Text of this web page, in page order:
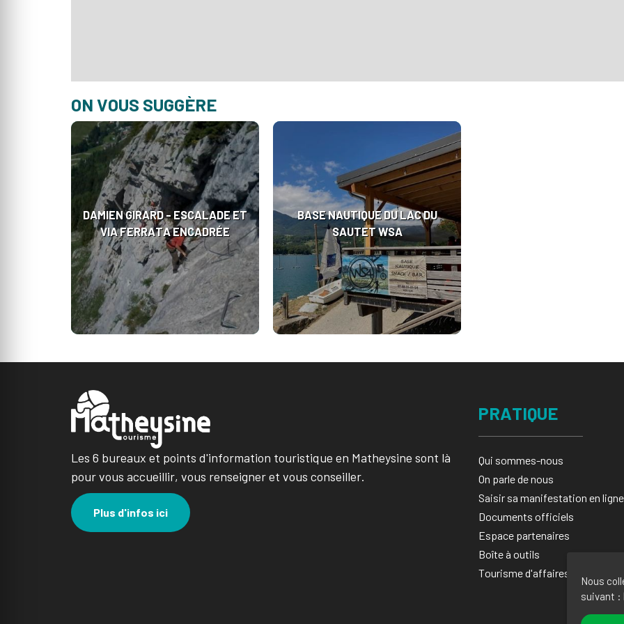
ON VOUS SUGGÈRE
DAMIEN GIRARD - ESCALADE ET
VIA FERRATA ENCADRÉE
BASE NAUTIQUE DU LAC DU
SAUTET WSA
Les 6 bureaux et points d'information touristique en Matheysine sont là
pour vous accueillir, vous renseigner et vous conseiller.
Plus d'infos ici
PRATIQUE
Qui sommes-nous
On parle de nous
Saisir sa manifestation en ligne​
Documents officiels
Espace partenaires
Boîte à outils
Tourisme d'affaires
Nous
suivant :